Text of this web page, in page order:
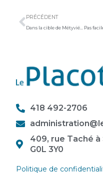
PRÉCÉDENT
418 492-2706
409, rue Taché à
G0L 3Y0
Politique de